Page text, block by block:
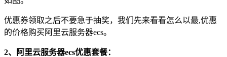
优惠券领取之后不要急于抽奖，我们先来看看怎么以最,优惠
的价格购买阿里云服务器ecs。
2、阿里云服务器ecs优惠套餐：